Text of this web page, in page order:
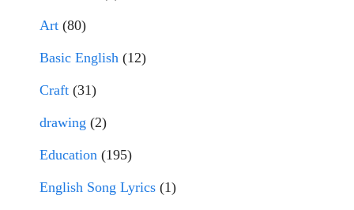
Art (80)
Basic English (12)
Craft (31)
drawing (2)
Education (195)
English Song Lyrics (1)